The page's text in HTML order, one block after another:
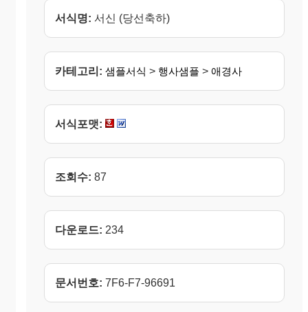
서식명: 서신 (당선축하)
카테고리: 샘플서식 > 행사샘플 > 애경사
서식포맷:
조회수: 87
다운로드: 234
문서번호: 7F6-F7-96691